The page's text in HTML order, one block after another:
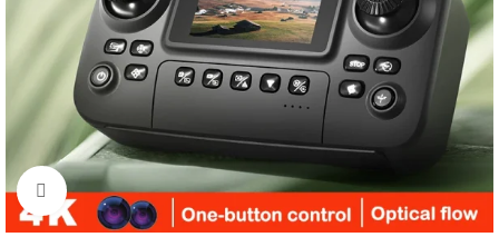
Click to enlarge